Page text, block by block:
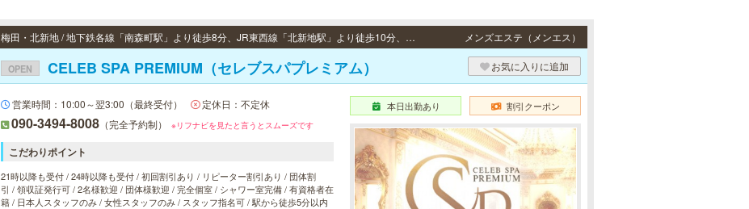
梅田・北新地 / 地下鉄各線「南森町駅」より徒歩8分、JR東西線「北新地駅」より徒歩10分、地下鉄御堂筋線「梅田駅」より徒歩13分、JR各線「大阪駅」より徒歩15分・JR東西線「北新地駅」11-43番出口より徒歩10分、地下鉄各線「南森町駅」2番出口より徒歩10分 メンズエステ（メンエス）
OPEN CELEB SPA PREMIUM（セレブスパプレミアム） お気に入りに追加
営業時間：10:00～翌3:00（最終受付） 定休日：不定休
090-3494-8008 （完全予約制） ※リフナビを見たと言うとスムーズです
こだわりポイント
21時以降も受付 / 24時以降も受付 / 初回割引あり / リピーター割引あり / 団体割
引 / 領収証発行可 / 2名様歓迎 / 団体様歓迎 / 完全個室 / シャワー室完備 / 有資格者在
籍 / 日本人スタッフのみ / 女性スタッフのみ / スタッフ指名可 / 駅から徒歩5分以内
本日出勤あり 割引クーポン